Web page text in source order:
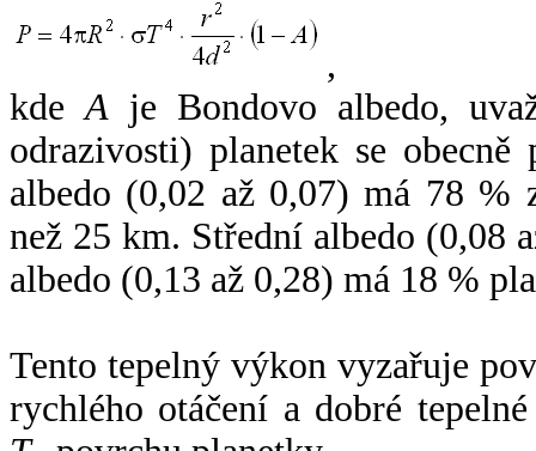
,
kdeA je Bondovo albedo,
odrazivosti) planetek se
albedo (0,02 až 0,07) má 78 %
než 25 km. Střední albedo (0,08
albedo (0,13 až 0,28) má 18 %
Tento tepelný výkon vyzařuje
rychlého otáčení a dobré